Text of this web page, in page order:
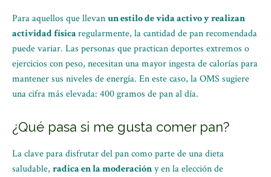
Para aquellos que llevanun estilo de vida activo y realizan
actividad físicaregularmente, la cantidad de pan recomendada
puede variar. Las personas que practican deportes extremos o
ejercicios con peso, necesitan una mayor ingesta de calorías para
mantener sus niveles de energía. En este caso, la OMS sugiere
una cifra más elevada: 400 gramos de pan al día.
¿Qué pasa si me gusta comer pan?
La clave para disfrutar del pan como parte de una dieta
saludable, radica en la moderacióny en la elección de